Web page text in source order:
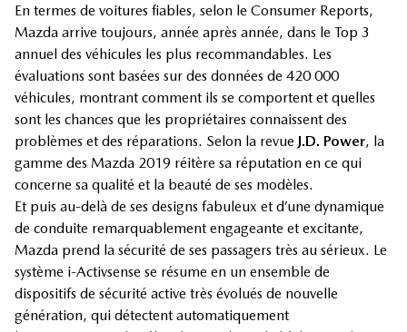
En termes de voitures fiables, selon le Consumer Reports,
Mazda arrive toujours, année après année, dans le Top 3
annuel des véhicules les plus recommandables. Les
évaluations sont basées sur des données de 420 000
véhicules, montrant comment ils se comportent et quelles
sont les chances que les propriétaires connaissent des
problèmes et des réparations. Selon la revue J.D. Power, la
gamme des Mazda 2019 réitère sa réputation en ce qui
concerne sa qualité et la beauté de ses modèles.
Et puis au-delà de ses designs fabuleux et d’une dynamique
de conduite remarquablement engageante et excitante,
Mazda prend la sécurité de ses passagers très au sérieux. Le
système i-Activsense se résume en un ensemble de
dispositifs de sécurité active très évolués de nouvelle
génération, qui détectent automatiquement